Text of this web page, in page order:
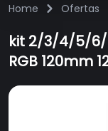
Home Ofertas
kit 2/3/4/5/6/
RGB 120mm
Ventoinha +